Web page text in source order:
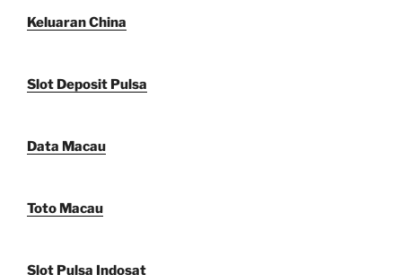
Keluaran China
Slot Deposit Pulsa
Data Macau
Toto Macau
Slot Pulsa Indosat